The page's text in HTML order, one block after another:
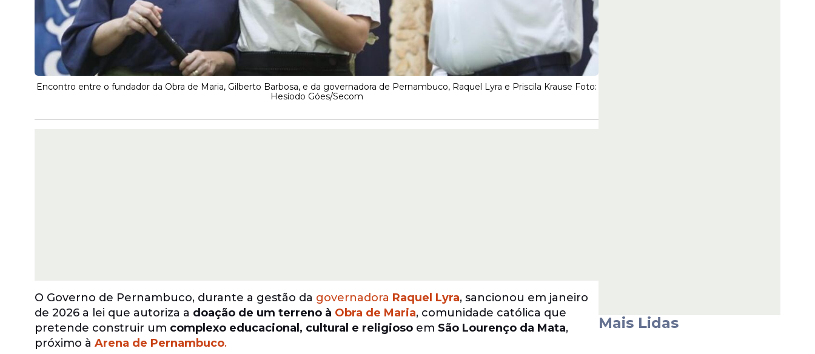
Encontro entre o fundador da Obra de Maria, Gilberto Barbosa, e da governadora de Pernambuco, Raquel Lyra e Priscila Krause Foto:
Hesíodo Góes/Secom
O Governo de Pernambuco, durante a gestão da governadora Raquel Lyra, sancionou em janeiro
de 2026 a lei que autoriza a doação de um terreno à Obra de Maria, comunidade católica que
pretende construir um complexo educacional, cultural e religioso em São Lourenço da Mata,
próximo à Arena de Pernambuco.
Mais Lidas